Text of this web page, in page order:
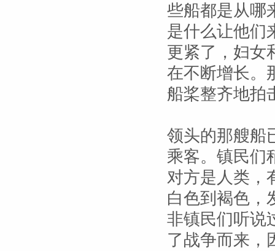
些船都是从哪
是什么让他们
更紧了，妇女
在不断增长。
船桨整齐地拍
领头的那艘船
乘客。镇民们
对方是人类，
白色到褐色，
非镇民们听说
了战争而来，